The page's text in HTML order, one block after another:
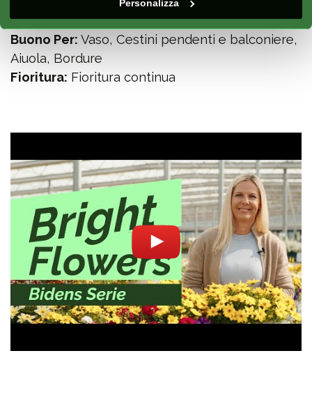
Personalizza
Esposizione:Sole
Buono Per: Vaso, Cestini pendenti e balconiere,
Aiuola, Bordure
Fioritura: Fioritura continua